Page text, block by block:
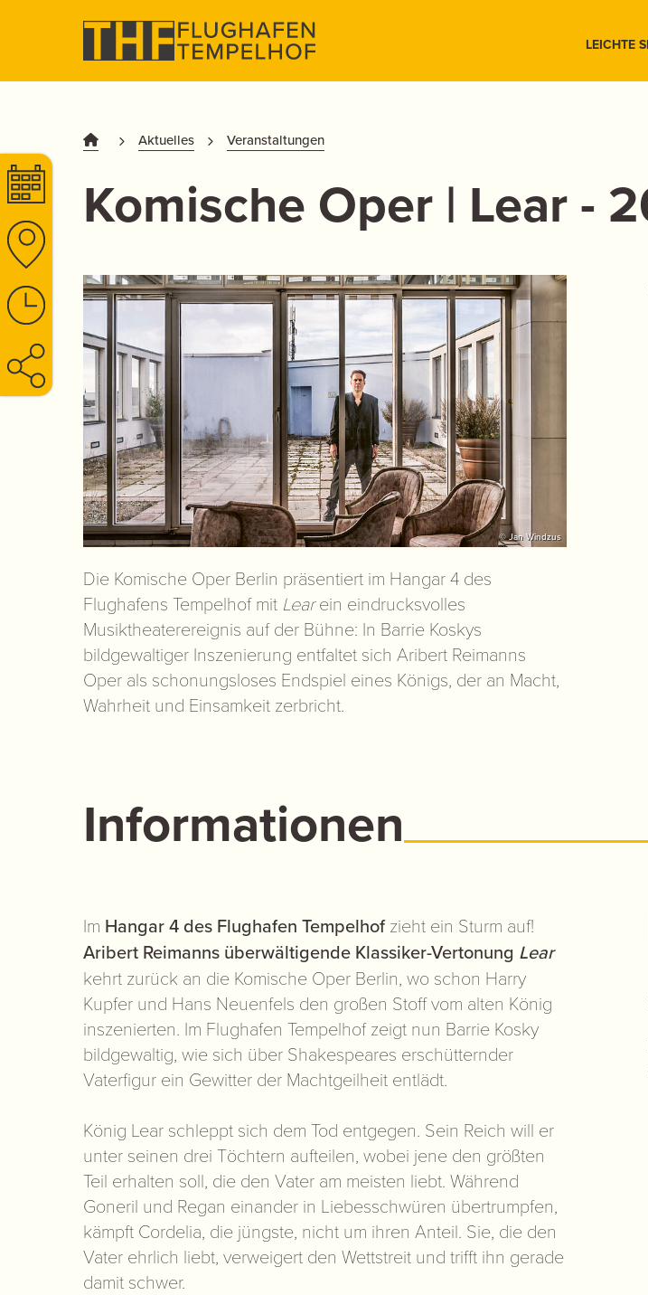
LEICHTE
Aktuelles Veranstaltungen
Komische Oper | Lear -
© Jan Windzus
Die Komische Oper Berlin präsentiert im Hangar 4 des
Flughafens Tempelhof mit Learein eindrucksvolles
Musiktheaterereignis auf der Bühne: In Barrie Koskys
bildgewaltiger Inszenierung entfaltet sich Aribert Reimanns
Oper als schonungsloses Endspiel eines Königs, der an Macht,
Wahrheit und Einsamkeit zerbricht.
Informationen
Im Hangar 4 des Flughafen Tempelhofzieht ein Sturm auf!
Aribert Reimanns überwältigende Klassiker-Vertonung Lear
kehrt zurück an die Komische Oper Berlin, wo schon Harry
Kupfer und Hans Neuenfels den großen Stoff vom alten König
inszenierten. Im Flughafen Tempelhof zeigt nun Barrie Kosky
bildgewaltig, wie sich über Shakespeares erschütternder
Vaterfigur ein Gewitter der Machtgeilheit entlädt.
König Lear schleppt sich dem Tod entgegen. Sein Reich will er
unter seinen drei Töchtern aufteilen, wobei jene den größten
Teil erhalten soll, die den Vater am meisten liebt. Während
Goneril und Regan einander in Liebesschwüren übertrumpfen,
kämpft Cordelia, die jüngste, nicht um ihren Anteil. Sie, die den
Vater ehrlich liebt, verweigert den Wettstreit und trifft ihn gerade
damit schwer.